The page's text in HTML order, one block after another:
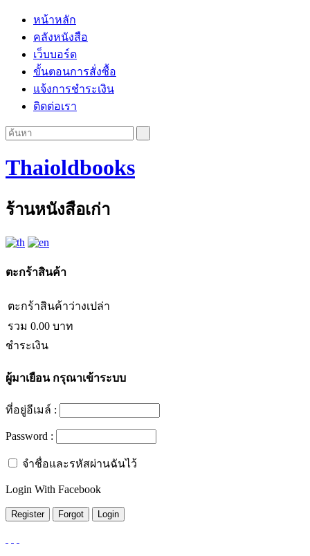
หน้าหลัก
คลังหนังสือ
เว็บบอร์ด
ขั้นตอนการสั่งซื้อ
แจ้งการชำระเงิน
ติดต่อเรา
Thaioldbooks
ร้านหนังสือเก่า
ตะกร้าสินค้า
ตะกร้าสินค้าว่างเปล่า
รวม 0.00 บาท
ชำระเงิน
ผู้มาเยือนกรุณาเข้าระบบ
ที่อยู่อีเมล์ :
Password :
จำชื่อและรหัสผ่านฉันไว้
Login With Facebook